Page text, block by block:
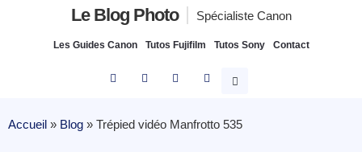
Le Blog Photo Spécialiste Canon
Les Guides Canon Tutos Fujifilm Tutos Sony Contact
Accueil » Blog » Trépied vidéo Manfrotto 535